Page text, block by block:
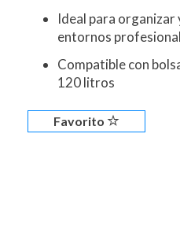
Ideal para organizar
entornos
Compatible con
120 litros
Favorito